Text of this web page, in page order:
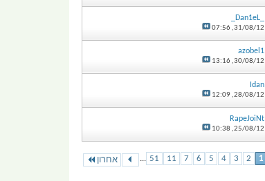
_Dan1eL_
31/08/12,
07:56
azobel1
30/08/12,
13:16
Idan
28/08/12,
12:09
RapeJoiNt
25/08/12,
10:38
1
2
3
4
5
6
7
11
51
... אחרון